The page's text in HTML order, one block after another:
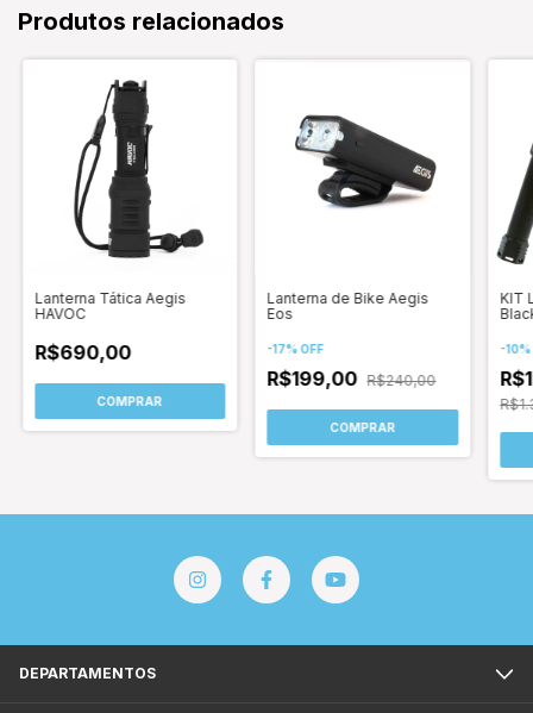
Produtos relacionados
Lanterna Tática Aegis
HAVOC
R$690,00
COMPRAR
Lanterna de Bike Aegis
Eos
-17%OFF
R$199,00 R$240,00
COMPRAR
KIT
-10%
DEPARTAMENTOS